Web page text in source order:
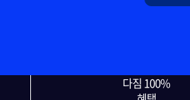
다짐 100%